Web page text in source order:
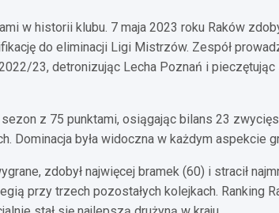
w historii klubu. 7 maja 2023 roku Raków
do eliminacji Ligi Mistrzów. Zespół
23, detronizując Lecha Poznań i
z 75 punktami, osiągając bilans 23
Dominacja była widoczna w każdym aspekcie
zdobył najwięcej bramek (60) i stracił
przy trzech pozostałych kolejkach. Ranking